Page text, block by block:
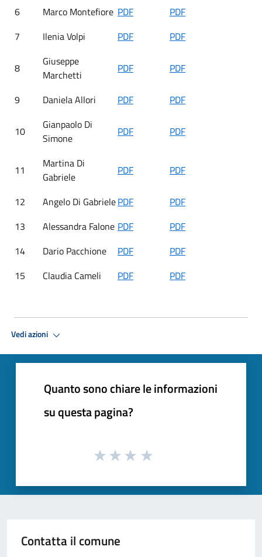
6
Marco Montefiore PDF
PDF
7
Ilenia Volpi PDF PDF
8
Giuseppe
Marchetti
PDF PDF
9 Daniela Allori PDF PDF
10
Gianpaolo Di
Simone
PDF PDF
11
Martina Di
Gabriele
PDF PDF
12 Angelo Di GabrielePDF
PDF
13
Alessandra Falone PDF
PDF
14
Dario Pacchione PDF
PDF
15
Claudia Cameli PDF PDF
Vedi azioni
Quanto sono chiare le informazioni
su questa pagina?
Contatta il comune